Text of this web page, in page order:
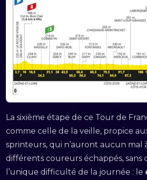
La sixième étape de ce Tour de
comme celle de la veille, propice
sprinteurs, qui n’auront aucun mal
différents coureurs échappés, sans
l’unique difficulté de la journée : le